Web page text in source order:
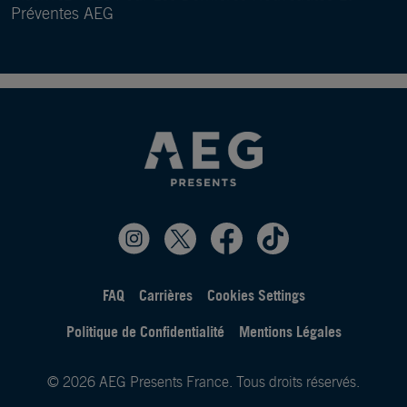
Préventes AEG
FAQ Carrières
Cookies Settings
Politique de Confidentialité
Mentions Légales
© 2026 AEG Presents France. Tous droits réservés.